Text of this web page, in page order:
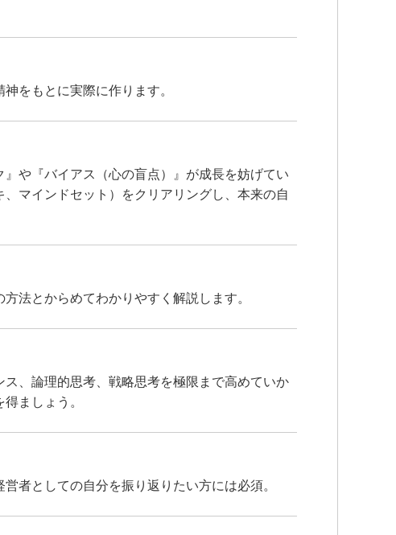
をもとに実際に作ります。
や『バイアス（心の盲点）』が成長を妨げてい
マインドセット）をクリアリングし、本来の自
法とからめてわかりやすく解説します。
、論理的思考、戦略思考を極限まで高めていか
ましょう。
者としての自分を振り返りたい方には必須。